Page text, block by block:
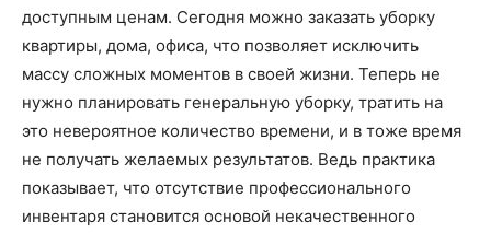
нем
доступным ценам. Сегодня можно заказать уборку
квартиры, дома, офиса, что позволяет исключить
массу сложных моментов в своей жизни. Теперь не
нужно планировать генеральную уборку, тратить на
это невероятное количество времени, и в тоже время
не получать желаемых результатов. Ведь практика
показывает, что отсутствие профессионального
инвентаря становится основой некачественного